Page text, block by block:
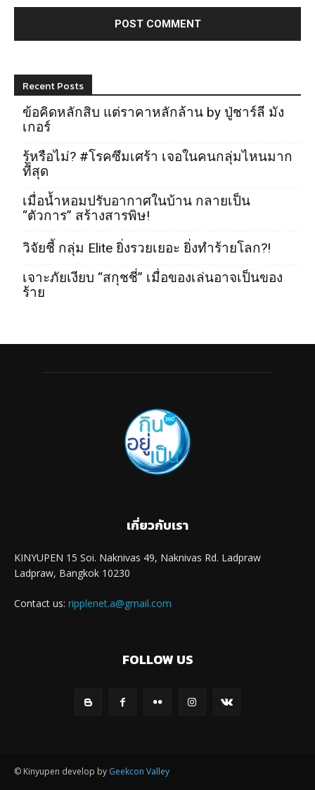
Recent Posts
ข้อคิดหลักสิบ แต่ราคาหลักล้าน by ปู่ชาร์ลี มัง
เกอร์
รู้หรือไม่? #โรคซึมเศร้า เจอในคนกลุ่มไหนมาก
ที่สุด
เมื่อน้ำหอมปรับอากาศในบ้าน กลายเป็น
“ตัวการ” สร้างสารพิษ!
วิจัยชี้ กลุ่ม Elite ยิ่งรวยเยอะ ยิ่งทำร้ายโลก?!
เจาะภัยเงียบ “สกุชชี่” เมื่อของเล่นอาจเป็นของ
ร้าย
เกี่ยวกับเรา
KINYUPEN 15 Soi. Naknivas 49, Naknivas Rd. Ladpraw
Ladpraw, Bangkok 10230
Contact us: ripplenet.a@gmail.com
FOLLOW US
© Kinyupen develop by Geekcon Valley